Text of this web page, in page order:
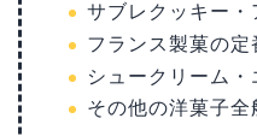
サブレクッキー・
フランス製菓の定
シュークリーム・
その他の洋菓子全